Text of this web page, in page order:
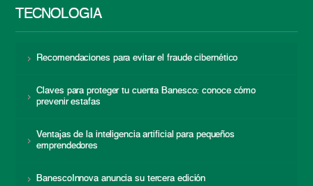
TECNOLOGÍA
Recomendaciones para evitar el fraude cibernético
Claves para proteger tu cuenta Banesco: conoce cómo
prevenir estafas
Ventajas de la inteligencia artificial para pequeños
emprendedores
BanescoInnova anuncia su tercera edición